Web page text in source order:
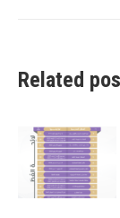
Related